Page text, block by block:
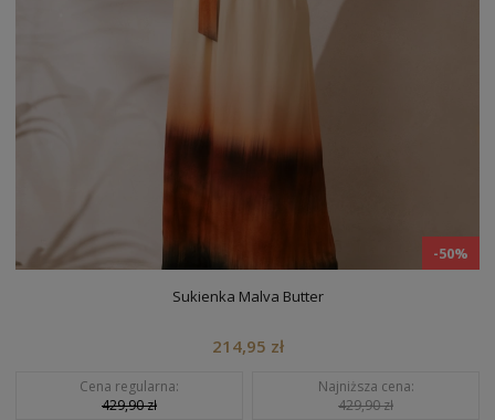
-50%
Spodnie Damskie Serena Light Blue
139,95 zł
Cena regularna:
279,90 zł
Najniższa cena:
279,90 zł